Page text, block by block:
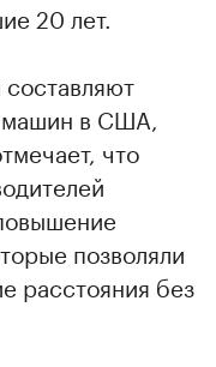
20 лет.
машин в США,
что
позволяли
расстояния без